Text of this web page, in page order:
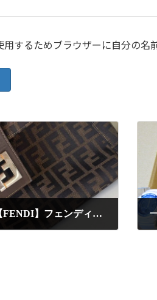
するためブラウザーに自分の名
一福久留米店にて【FENDI】フェンディ・ショルダーバッグを高額査定にて買取りしました